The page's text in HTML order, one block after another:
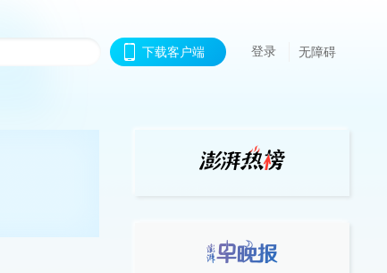
下载客户端 登录 无障碍